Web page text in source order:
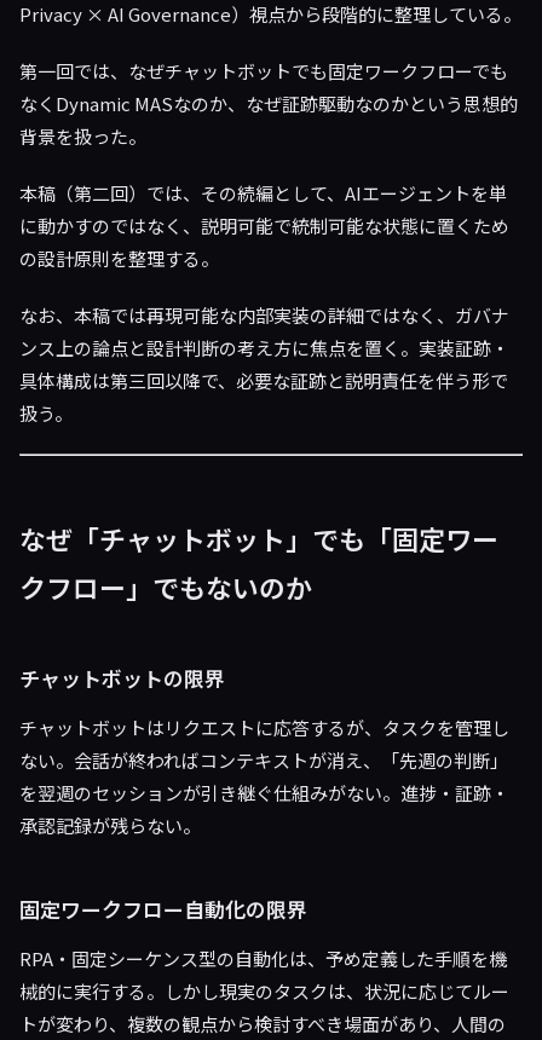
Privacy × AI Governance）視点から段階的に整理している。
第一回では、なぜチャットボットでも固定ワークフローでも
なくDynamic MASなのか、なぜ証跡駆動なのかという思想的
背景を扱った。
本稿（第二回）では、その続編として、AIエージェントを単
に動かすのではなく、説明可能で統制可能な状態に置くため
の設計原則を整理する。
なお、本稿では再現可能な内部実装の詳細ではなく、ガバナ
ンス上の論点と設計判断の考え方に焦点を置く。実装証跡・
具体構成は第三回以降で、必要な証跡と説明責任を伴う形で
扱う。
なぜ「チャットボット」でも「固定ワー
クフロー」でもないのか
チャットボットの限界
チャットボットはリクエストに応答するが、タスクを管理し
ない。会話が終わればコンテキストが消え、「先週の判断」
を翌週のセッションが引き継ぐ仕組みがない。進捗・証跡・
承認記録が残らない。
固定ワークフロー自動化の限界
RPA・固定シーケンス型の自動化は、予め定義した手順を機
械的に実行する。しかし現実のタスクは、状況に応じてルー
トが変わり、複数の観点から検討すべき場面があり、人間の